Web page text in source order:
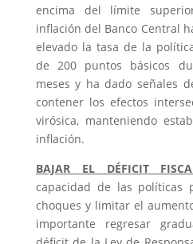
encima del límite
inflación del Banco Central
elevado la tasa de la
de 200 puntos básicos
meses y ha dado señales
contener los efectos
virósica, manteniendo
inflación.
BAJAR EL DÉFICIT
capacidad de las políticas
choques y limitar el
importante regresar